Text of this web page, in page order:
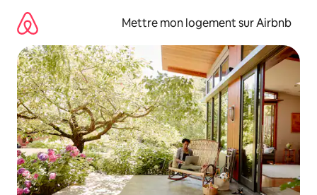
directement
contenu
Mettre mon logement sur Airbnb